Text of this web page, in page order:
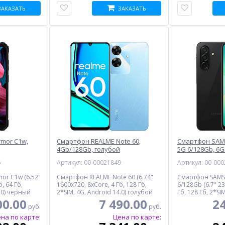
% %
Модуль памяти DDR3L 8Gb
PC12800 1600MHz FOXLINE
(FL1600D3U11L-8G), Retail
2 312.00
SFP трансивер MIKROTIK
XS+31LC10D
15 717.00
ЗАКАЗАТЬ
C1w,
C1w (6.52"
64 Гб,
черный
руб.
по карте:
Смартфон REALME Note 60,
4Gb/128Gb, голубой
Артикул: 00-00021849
Смартфон REALME Note 60 (6.74"
1600x720, 8xCore, 4 Гб, 128 Гб,
2*SIM, 4G, Android 14.0) голубой
7 490.00 руб.
Цена по карте:
Смартфон
5G 6/128Gb,
Артикул: 00-
Смартфон
6/128Gb (6.7"
Гб, 128 Гб,